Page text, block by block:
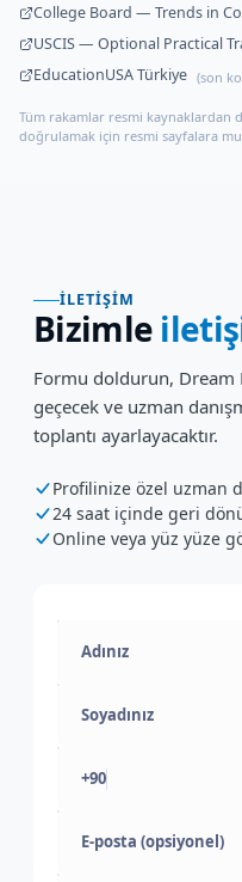
College Board — Trends in
USCIS — Optional Practical
EducationUSA Türkiye (son
Tüm rakamlar resmi kaynaklardan
doğrulamak için resmi sayfalara
İLETIŞIM
Bizimle
Formu doldurun,
geçecek ve uzman
toplantı ayarlayacaktır.
Profilinize özel uzman
24 saat içinde geri
Online veya yüz yüze
+90
E-posta (opsiyonel)